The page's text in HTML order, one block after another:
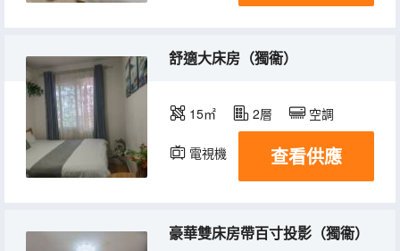
舒適大床房（獨衞）
15㎡ 2層 空調
電視機 查看供應
豪華雙床房帶百寸投影（獨衞）